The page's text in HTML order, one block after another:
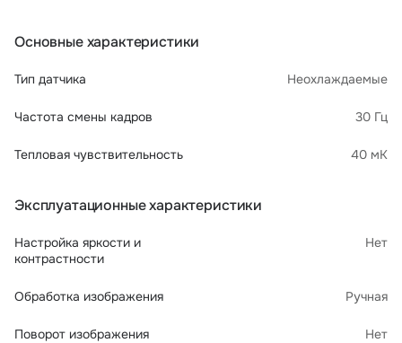
Основные характеристики
Тип датчика Неохлаждаемые
Частота смены кадров 30 Гц
Тепловая чувствительность 40 мК
Эксплуатационные характеристики
Настройка яркости и
контрастности
Нет
Обработка изображения Ручная
Поворот изображения Нет